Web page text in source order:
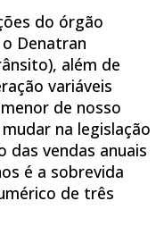
do órgão
Denatran
além de
variáveis
de nosso
na legislação
vendas anuais
é a sobrevida
de três